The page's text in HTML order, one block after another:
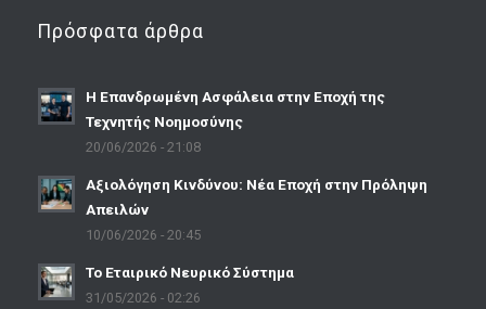
Πρόσφατα άρθρα
Η Επανδρωμένη Ασφάλεια στην Εποχή της
Τεχνητής Νοημοσύνης
20/06/2026 - 21:08
Αξιολόγηση Κινδύνου: Νέα Εποχή στην Πρόληψη
Απειλών
10/06/2026 - 20:45
Το Εταιρικό Νευρικό Σύστημα
31/05/2026 - 02:26